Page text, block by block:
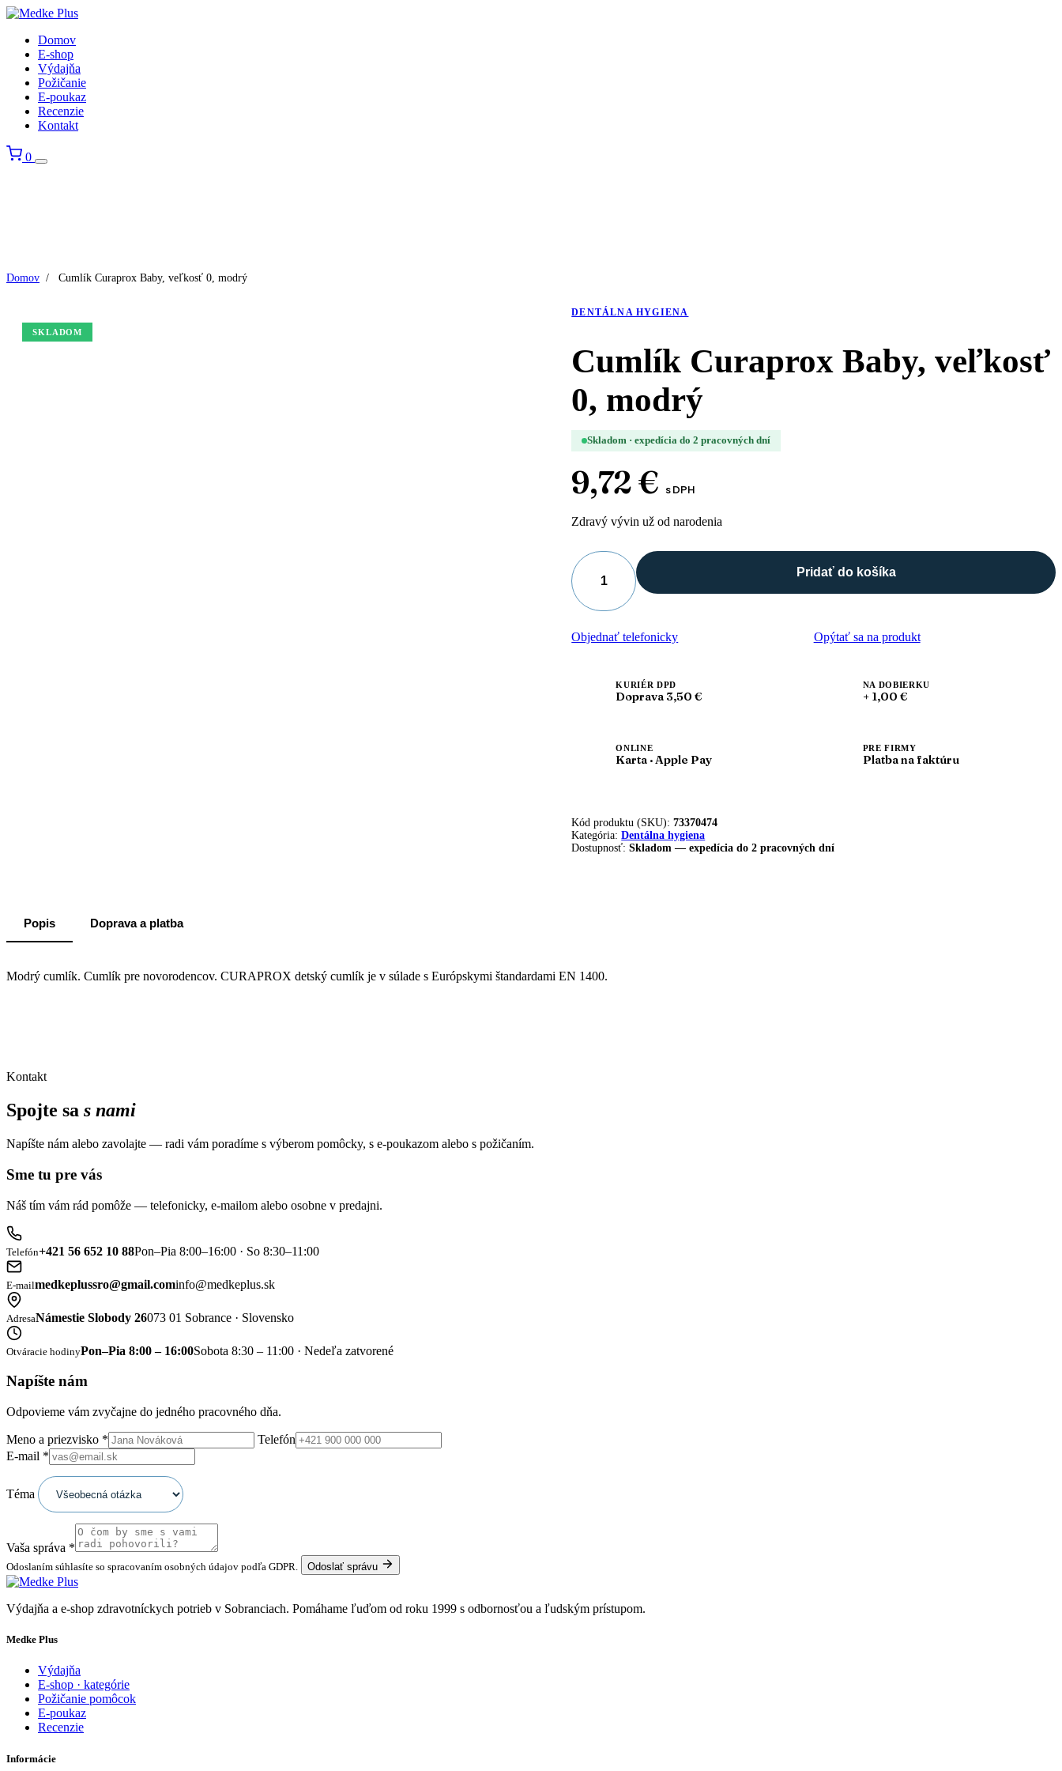
Domov
E-shop
Výdajňa
Požičanie
E-poukaz
Recenzie
Kontakt
0
Domov / Cumlík Curaprox Baby, veľkosť 0, modrý
SKLADOM
DENTÁLNA HYGIENA
Cumlík Curaprox Baby, veľkosť
0, modrý
Skladom · expedícia do 2 pracovných dní
9,72€ s DPH
Zdravý vývin už od narodenia
množstvo
Cumlík
Curaprox
Baby,
veľkosť
Pridať do košíka
Objednať telefonicky Opýtať sa na produkt
KURIÉR DPD
Doprava 3,50 €
NA DOBIERKU
+ 1,00 €
ONLINE
Karta · Apple Pay
PRE FIRMY
Platba na faktúru
Kód produktu (SKU):73370474
Kategória:Dentálna hygiena
Dostupnosť:Skladom — expedícia do 2 pracovných dní
Popis Doprava a platba
Modrý cumlík. Cumlík pre novorodencov. CURAPROX detský cumlík je v súlade s Európskymi štandardami EN 1400.
Kontakt
Spojte sa s nami
Napíšte nám alebo zavolajte — radi vám poradíme s výberom pomôcky, s e-poukazom alebo s požičaním.
Sme tu pre vás
Náš tím vám rád pomôže — telefonicky, e-mailom alebo osobne v predajni.
Telefón+421 56 652 10 88Pon–Pia 8:00–16:00 · So 8:30–11:00
E-mailmedkeplussro@gmail.cominfo@medkeplus.sk
AdresaNámestie Slobody 26073 01 Sobrance · Slovensko
Otváracie hodinyPon–Pia 8:00 – 16:00Sobota 8:30 – 11:00 · Nedeľa zatvorené
Napíšte nám
Odpovieme vám zvyčajne do jedného pracovného dňa.
Meno a priezvisko *
Telefón
E-mail *
Téma
Vaša správa *
Odoslaním súhlasíte so spracovaním osobných údajov podľa GDPR. Odoslať správu
Výdajňa a e-shop zdravotníckych potrieb v Sobranciach. Pomáhame ľuďom od roku 1999 s odbornosťou a ľudským prístupom.
Medke Plus
Výdajňa
E-shop · kategórie
Požičanie pomôcok
E-poukaz
Recenzie
Informácie